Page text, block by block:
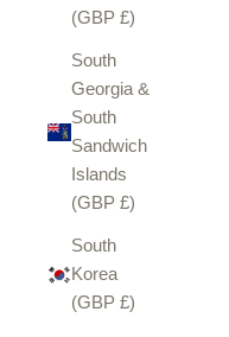
(GBP £)
South
Georgia &
South
Sandwich
Islands
(GBP £)
South
Korea
(GBP £)